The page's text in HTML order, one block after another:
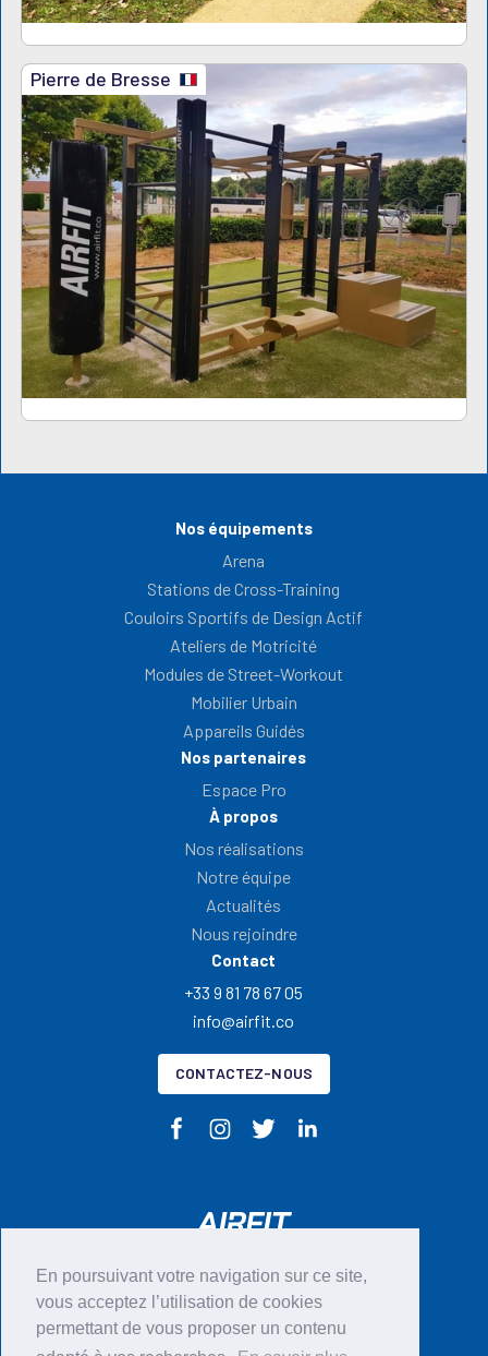
En poursuivant votre navigation sur ce site,
vous acceptez l’utilisation de cookies
permettant de vous proposer un contenu
Pierre de Bresse
Nos équipements
Arena
Stations de Cross-Training
Couloirs Sportifs de Design Actif
Ateliers de Motricité
Modules de Street-Workout
Mobilier Urbain
Appareils Guidés
Nos partenaires
Espace Pro
À propos
Nos réalisations
Notre équipe
Actualités
Nous rejoindre
Contact
+33 9 81 78 67 05
info@airfit.co
CONTACTEZ-NOUS
CGU
Mentions légales